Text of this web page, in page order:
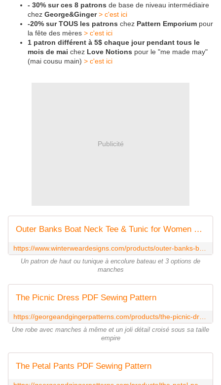
- 30% sur ces 8 patrons de base de niveau intermédiaire
chez George&Ginger > c'est ici
-20% sur TOUS les patrons chez Pattern Emporium pour
la fête des mères > c'est ici
1 patron différent à 5$ chaque jour pendant tous le
mois de mai chez Love Notions pour le "me made may"
(mai cousu main) > c'est ici
Publicité
Outer Banks Boat Neck Tee & Tunic for Women size 00-24
Un patron de haut ou tunique à encolure bateau et 3 options de
manches
The Picnic Dress PDF Sewing Pattern
Une robe avec manches à même et un joli détail croisé sous sa taille
empire
The Petal Pants PDF Sewing Pattern